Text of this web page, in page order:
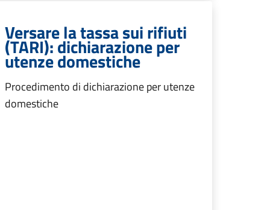
Versare la tassa sui rifiuti
(TARI): dichiarazione per
utenze domestiche
Procedimento di dichiarazione per utenze
domestiche